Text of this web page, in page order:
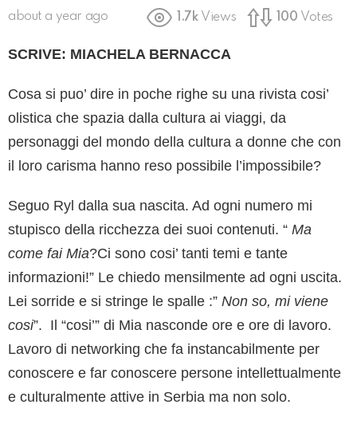
about a year ago 1.7k Views 100 Votes
SCRIVE: MIACHELA BERNACCA
Cosa si puo’ dire in poche righe su una rivista cosi’
olistica che spazia dalla cultura ai viaggi, da
personaggi del mondo della cultura a donne che con
il loro carisma hanno reso possibile l’impossibile?
Seguo Ryl dalla sua nascita. Ad ogni numero mi
stupisco della ricchezza dei suoi contenuti. “ Ma
come fai Mia?Ci sono cosi’ tanti temi e tante
informazioni!” Le chiedo mensilmente ad ogni uscita.
Lei sorride e si stringe le spalle :” Non so, mi viene
cosi”. Il “cosi’” di Mia nasconde ore e ore di lavoro.
Lavoro di networking che fa instancabilmente per
conoscere e far conoscere persone intellettualmente
e culturalmente attive in Serbia ma non solo.